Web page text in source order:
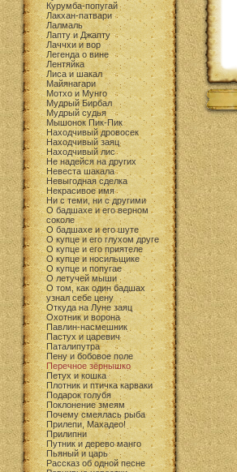
Курумба-попугай
Лакхан-патвари
Лалмаль
Лапту и Джапту
Лаччхи и вор
Легенда о вине
Лентяйка
Лиса и шакал
Майянагари
Мотхо и Мунго
Мудрый Бирбал
Мудрый судья
Мышонок Пик-Пик
Находчивый дровосек
Находчивый заяц
Находчивый лис
Не надейся на других
Невеста шакала
Невыгодная сделка
Некрасивое имя
Ни с теми, ни с другими
О бадшахе и его верном
соколе
О бадшахе и его шуте
О купце и его глухом друге
О купце и его приятеле
О купце и носильщике
О купце и попугае
О летучей мыши
О том, как один бадшах
узнал себе цену
Откуда на Луне заяц
Охотник и ворона
Павлин-насмешник
Пастух и царевич
Паталипутра
Пену и бобовое поле
Перечное зёрнышко
Петух и кошка
Плотник и птичка карваки
Подарок голубя
Поклонение змеям
Почему смеялась рыба
Прилепи, Махадео!
Прилипни
Путник и дерево манго
Пьяный и царь
Рассказ об одной песне